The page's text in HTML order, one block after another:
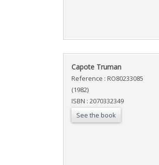
‎Capote Truman‎
Reference : RO80233085
(1982)
ISBN : 2070332349
See the book